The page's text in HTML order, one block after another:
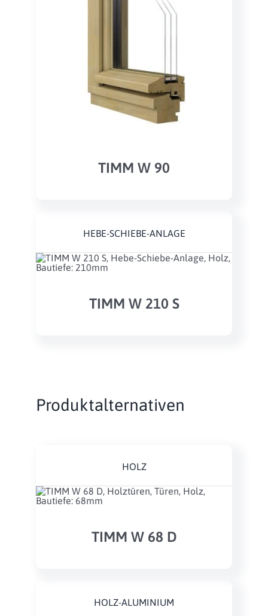
TIMM W 90
HEBE-SCHIEBE-ANLAGE
TIMM W 210 S
Produktalternativen
HOLZ
TIMM W 68 D
HOLZ-ALUMINIUM